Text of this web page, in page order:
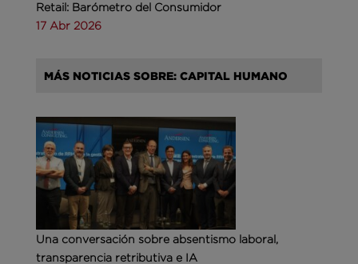
Retail: Barómetro del Consumidor
17 Abr 2026
MÁS NOTICIAS SOBRE: CAPITAL HUMANO
Una conversación sobre absentismo laboral,
transparencia retributiva e IA